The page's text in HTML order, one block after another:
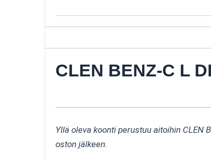
CLEN BENZ-C L
Yllä oleva koonti perustuu aitoihin CLEN
oston jälkeen.